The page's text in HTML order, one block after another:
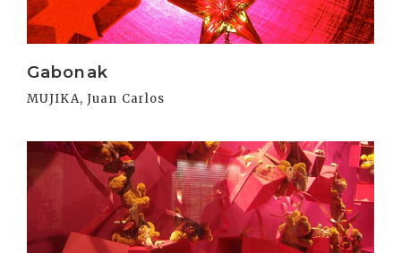
Gabonak
MUJIKA, Juan Carlos
Irakurri